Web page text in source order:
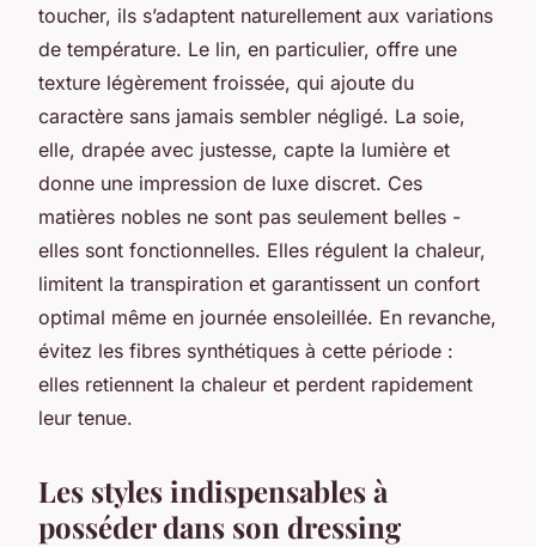
toucher, ils s’adaptent naturellement aux variations
de température. Le lin, en particulier, offre une
texture légèrement froissée, qui ajoute du
caractère sans jamais sembler négligé. La soie,
elle, drapée avec justesse, capte la lumière et
donne une impression de luxe discret. Ces
matières nobles ne sont pas seulement belles -
elles sont fonctionnelles. Elles régulent la chaleur,
limitent la transpiration et garantissent un confort
optimal même en journée ensoleillée. En revanche,
évitez les fibres synthétiques à cette période :
elles retiennent la chaleur et perdent rapidement
leur tenue.
Les styles indispensables à
posséder dans son dressing